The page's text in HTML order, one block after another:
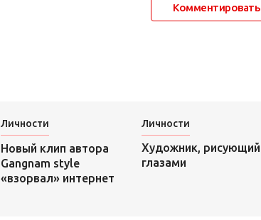
Комментировать
Личности
Новый клип автора
Gangnam style
«взорвал» интернет
Личности
Художник, рисующий
глазами